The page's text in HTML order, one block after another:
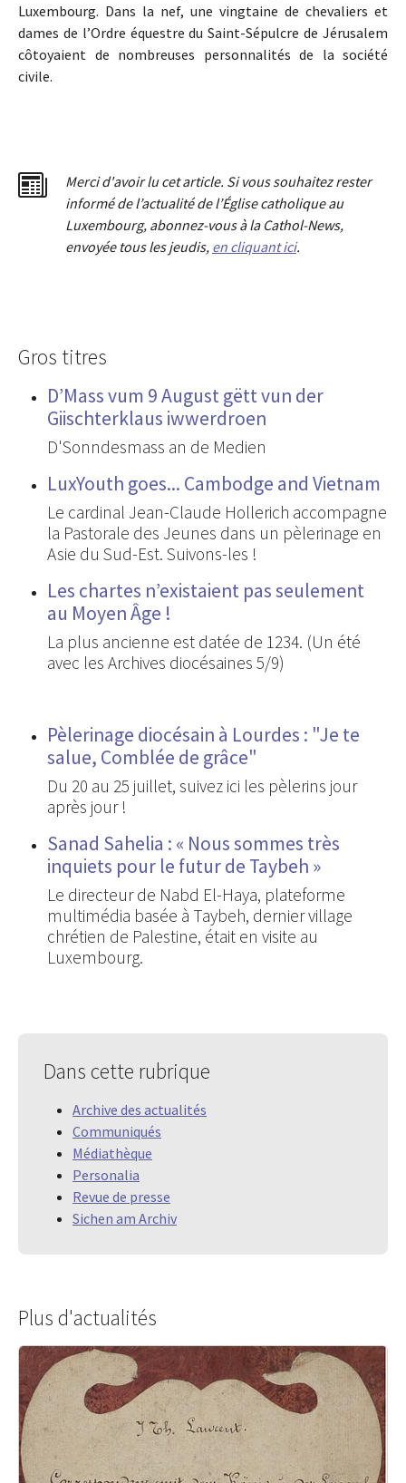
Luxembourg. Dans la nef, une vingtaine de chevaliers et
dames de l’Ordre équestre du Saint-Sépulcre de Jérusalem
côtoyaient de nombreuses personnalités de la société
civile.
Merci d'avoir lu cet article. Si vous souhaitez rester
informé de l’actualité de l’Église catholique au
Luxembourg, abonnez-vous à la Cathol-News,
envoyée tous les jeudis, en cliquant ici.
Gros titres
D’Mass vum 9 August gëtt vun der
Giischterklaus iwwerdroen
D'Sonndesmass an de Medien
LuxYouth goes... Cambodge and Vietnam
Le cardinal Jean-Claude Hollerich accompagne
la Pastorale des Jeunes dans un pèlerinage en
Asie du Sud-Est. Suivons-les !
Les chartes n’existaient pas seulement
au Moyen Âge !
La plus ancienne est datée de 1234. (Un été
avec les Archives diocésaines 5/9)
Pèlerinage diocésain à Lourdes : "Je te
salue, Comblée de grâce"
Du 20 au 25 juillet, suivez ici les pèlerins jour
après jour !
Sanad Sahelia : « Nous sommes très
inquiets pour le futur de Taybeh »
Le directeur de Nabd El-Haya, plateforme
multimédia basée à Taybeh, dernier village
chrétien de Palestine, était en visite au
Luxembourg.
Dans cette rubrique
Archive des actualités
Communiqués
Médiathèque
Personalia
Revue de presse
Sichen am Archiv
Plus d'actualités